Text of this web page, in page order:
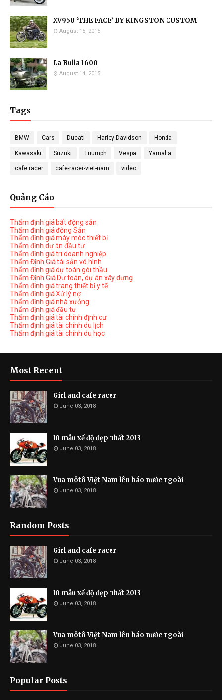
XV950 ‘THE FACE’ BY KINGSTON CUSTOM
August 15, 2015
La Bulla 1600
August 14, 2015
Tags
BMW Cars Ducati Harley Davidson Honda
Kawasaki Suzuki Triumph Vespa Yamaha
cafe racer cafe-racer-viet-nam video
Quảng Cáo
Thẩm định giá bất động sản
Thẩm định giá động Sản
Thẩm định giá máy móc thiết bị
Thẩm định dự án đầu tư
Thẩm định giá tri doanh nghiệp
Thẩm Định Giá tài sản vô hình
Thẩm định giá dự toán gói thầu
Thẩm Định Giá Dự toán, dự án xây dựng
Thẩm định giá trang thiết bị y tế
Thẩm định giá Xử lý nợ
Thẩm định giá nhà xưởng
Thẩm định giá đầu tư
Thẩm định giá tài chính định cư
Thẩm định giá tài chính du lịch
Thẩm định giá tài chính du học
Most Recent
Girl and cafe racer
June 03, 2018
10 mẫu xế độ đẹp nhất 2013
June 03, 2018
Vua môtô Việt Nam lên báo nước ngoài
June 03, 2018
Random Posts
Girl and cafe racer
June 03, 2018
10 mẫu xế độ đẹp nhất 2013
June 03, 2018
Vua môtô Việt Nam lên báo nước ngoài
June 03, 2018
Popular Posts